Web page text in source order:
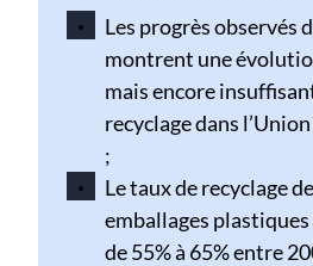
Les progrès observés
montrent une
mais encore
recyclage dans
;
Le taux de recyclage
emballages plastiques
de 55% à 65% entre